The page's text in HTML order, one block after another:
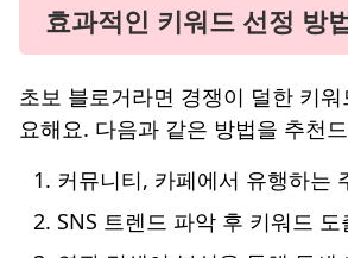
효과적인 키워드 선정 방
초보 블로거라면 경쟁이 덜한 키
요해요. 다음과 같은 방법을 추천
커뮤니티, 카페에서 유행하는
SNS 트렌드 파악 후 키워드 도